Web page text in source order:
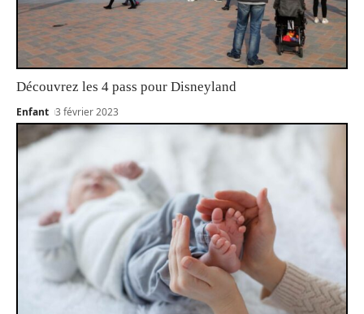
Découvrez les 4 pass pour Disneyland
Enfant 3 février 2023